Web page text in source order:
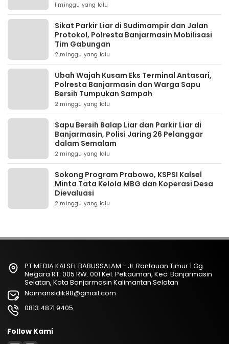
1 minggu yang lalu
Sikat Parkir Liar di Sudimampir dan Jalan
Protokol, Polresta Banjarmasin Mobilisasi
Tim Gabungan
2 minggu yang lalu
Ubah Wajah Kusam Eks Terminal Antasari,
Polresta Banjarmasin dan Warga Sapu
Bersih Tumpukan Sampah
2 minggu yang lalu
Sapu Bersih Balap Liar dan Parkir Liar di
Banjarmasin, Polisi Jaring 26 Pelanggar
dalam Semalam
2 minggu yang lalu
Sokong Program Prabowo, KSPSI Kalsel
Minta Tata Kelola MBG dan Koperasi Desa
Dievaluasi
2 minggu yang lalu
PT MEDIA KALSEL BABUSSALAM - Jl. Rantauan Timur 1 Gg.
Negara RT. 005 RW. 001 Kel. Pekauman, Kec. Banjarmasin
Selatan, Kota Banjarmasin Kalimantan Selatan
Naimansidik98@gmail.com
0813 4871 9405
Follow Kami